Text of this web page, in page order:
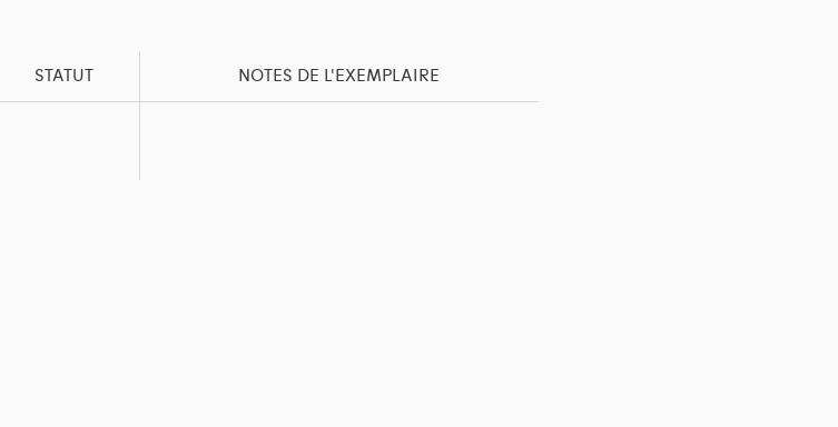
STATUT NOTES DE L'EXEMPLAIRE